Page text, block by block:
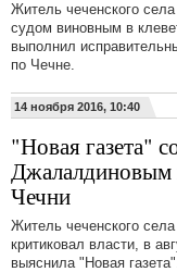
Житель чеченского
судом виновным в
выполнил
по Чечне.
14 ноября 2016, 10:40
"Новая газета"
Джалалдиновым
Чечни
Житель чеченского
критиковал власти, в
выяснила "Новая